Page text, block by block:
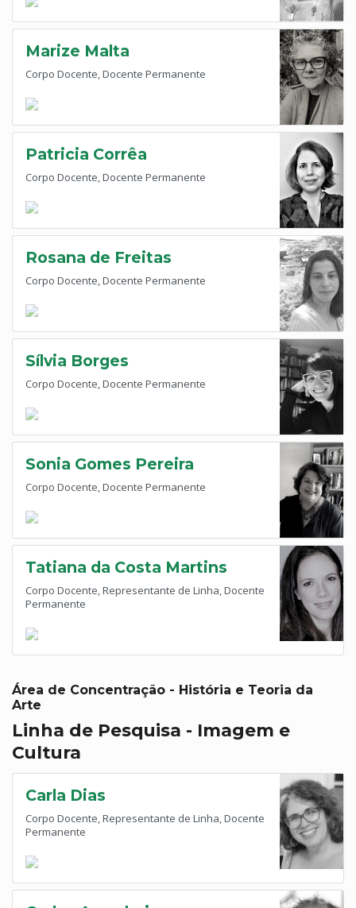
Marize Malta
Corpo Docente, Docente Permanente
Patricia Corrêa
Corpo Docente, Docente Permanente
Rosana de Freitas
Corpo Docente, Docente Permanente
Sílvia Borges
Corpo Docente, Docente Permanente
Sonia Gomes Pereira
Corpo Docente, Docente Permanente
Tatiana da Costa Martins
Corpo Docente, Representante de Linha, Docente
Permanente
Área de Concentração - História e Teoria da
Arte
Linha de Pesquisa - Imagem e
Cultura
Carla Dias
Corpo Docente, Representante de Linha, Docente
Permanente